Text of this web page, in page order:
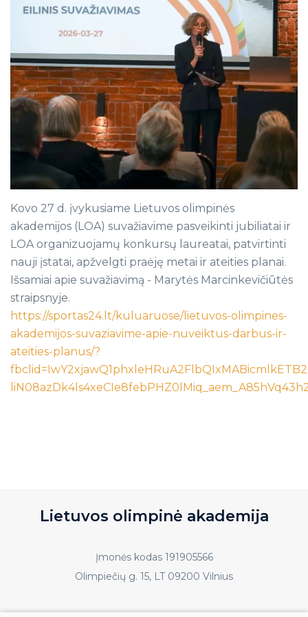
Direktoratas
Asmens duomenų tvarkymo LOA tvarka
Parama
Galerija
Nacionalinis kūrybinis konkursas „Olimpinės
vertybės mano gyvenime“
Kovo 27 d. įvykusiame Lietuvos olimpinės
akademijos (LOA) suvažiavime pasveikinti jubiliatai ir
LOA organizuojamų konkursų laureatai, patvirtinti
nauji įstatai, apžvelgti praėję metai ir ateities planai.
Išsamiai apie suvažiavimą - Marytės Marcinkevičiūtės
straipsnyje.
https://sportas24.lt/kuluaruose/lietuvos-olimpines-
akademijos-suvaziavime-apie-nuveiktus-darbus-ir-
ateities-planus/?
Lietuvos olimpinė akademija
Įmonės kodas 191905566
Olimpiečių g. 15, LT 09200 Vilnius